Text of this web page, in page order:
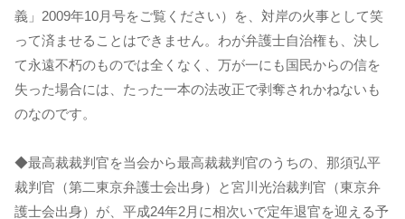
義」2009年10月号をご覧ください）を、対岸の火事として笑
って済ませることはできません。わが弁護士自治権も、決し
て永遠不朽のものでは全くなく、万が一にも国民からの信を
失った場合には、たった一本の法改正で剥奪されかねないも
のなのです。
◆最高裁裁判官を当会から最高裁裁判官のうちの、那須弘平
裁判官（第二東京弁護士会出身）と宮川光治裁判官（東京弁
護士会出身）が、平成24年2月に相次いで定年退官を迎える予